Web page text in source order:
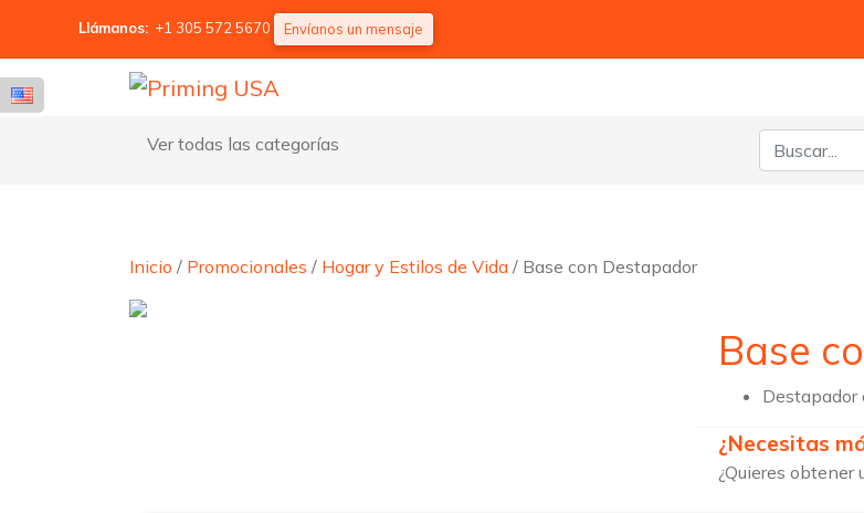
Llámanos: +1 305 572 5670 Envíanos un mensaje
Ver todas las categorías Buscar:
Inicio / Promocionales / Hogar y Estilos de Vida / Base con Destapador
Base
Destapador
¿Necesitas
¿Quieres obtener